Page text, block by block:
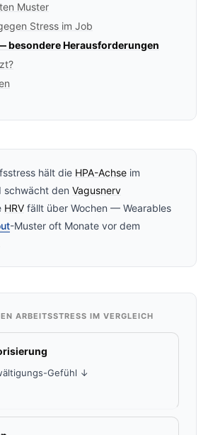
Muster
Stress im Job
besondere Herausforderungen
hält die HPA-Achse im
schwächt den Vagusnerv
HRV fällt über Wochen — Wearables
-Muster oft Monate vor dem
ARBEITSSTRESS IM VERGLEICH
Gefühl ↓